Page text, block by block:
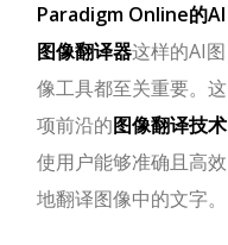
Paradigm Online的AI
图像翻译器这样的AI图
像工具都至关重要。这
项前沿的图像翻译技术
使用户能够准确且高效
地翻译图像中的文字。